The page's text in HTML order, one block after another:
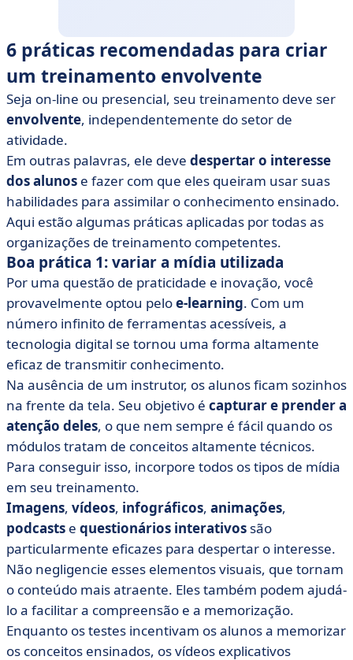
6 práticas recomendadas para criar
um treinamento envolvente
Seja on-line ou presencial, seu treinamento deve ser
envolvente, independentemente do setor de
atividade.
Em outras palavras, ele deve despertar o interesse
dos alunos e fazer com que eles queiram usar suas
habilidades para assimilar o conhecimento ensinado.
Aqui estão algumas práticas aplicadas por todas as
organizações de treinamento competentes.
Boa prática 1: variar a mídia utilizada
Por uma questão de praticidade e inovação, você
provavelmente optou peloe-learning. Com um
número infinito de ferramentas acessíveis, a
tecnologia digital se tornou uma forma altamente
eficaz de transmitir conhecimento.
Na ausência de um instrutor, os alunos ficam sozinhos
na frente da tela. Seu objetivo é capturar e prender a
atenção deles, o que nem sempre é fácil quando os
módulos tratam de conceitos altamente técnicos.
Para conseguir isso, incorpore todos os tipos de mídia
em seu treinamento.
Imagens, vídeos, infográficos, animações,
podcasts e questionários interativos são
particularmente eficazes para despertar o interesse.
Não negligencie esses elementos visuais, que tornam
o conteúdo mais atraente. Eles também podem ajudá-
lo a facilitar a compreensão e a memorização.
Enquanto os testes incentivam os alunos a memorizar
os conceitos ensinados, os vídeos explicativos